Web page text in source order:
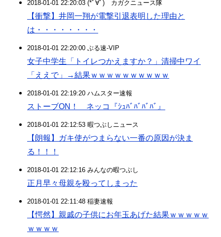
2018-01-01 22:20:03 (*ﾟ∀ﾟ)ゞカガクニュース隊
【衝撃】井岡一翔が電撃引退表明した理由と
は・・・・・・・・
2018-01-01 22:20:00 ぶる速-VIP
女子中学生「トイレつかえますか？」清掃中ワイ
「ええで」→結果ｗｗｗｗｗｗｗｗｗｗ
2018-01-01 22:19:20 ハムスター速報
ストーブON！ ネッコ『ｼｭﾊﾞﾊﾞﾊﾞﾊﾞ』
2018-01-01 22:12:53 暇つぶしニュース
【朗報】ガキ使がつまらない一番の原因が決ま
る！！！
2018-01-01 22:12:16 みんなの暇つぶし
正月早々母親を殴ってしまった
2018-01-01 22:11:48 稲妻速報
【愕然】親戚の子供にお年玉あげた結果ｗｗｗｗｗ
ｗｗｗｗ